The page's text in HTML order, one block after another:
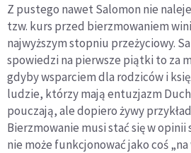
Z pustego nawet Salomon nie
tzw. kurs przed bierzmowaniem
najwyższym stopniu przeżyciowy.
spowiedzi na pierwsze piątki to za
gdyby wsparciem dla rodziców i
ludzie, którzy mają entuzjazm
pouczają, ale dopiero żywy
Bierzmowanie musi stać się w opinii
nie może funkcjonować jako coś